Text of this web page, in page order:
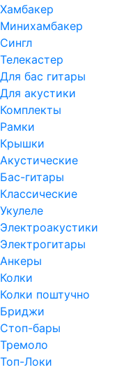
Хамбакер
Минихамбакер
Сингл
Телекастер
Для бас гитары
Для акустики
Комплекты
Рамки
Крышки
Акустические
Бас-гитары
Классические
Укулеле
Электроакустики
Электрогитары
Анкеры
Колки
Колки поштучно
Бриджи
Стоп-бары
Тремоло
Топ-Локи